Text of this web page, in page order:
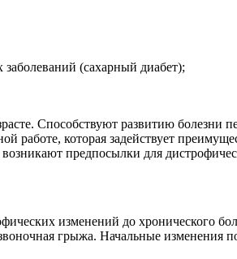
(сахарный диабет);
Способствуют развитию болезни
которая задействует
предпосылки для
изменений до хронического
грыжа. Начальные